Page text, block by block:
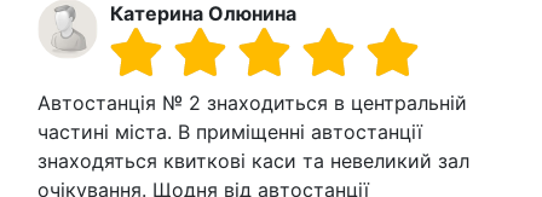
Катерина Олюнина
Автостанція № 2 знаходиться в центральній
частині міста. В приміщенні автостанції
знаходяться квиткові каси та невеликий зал
очікування. Щодня від автостанції